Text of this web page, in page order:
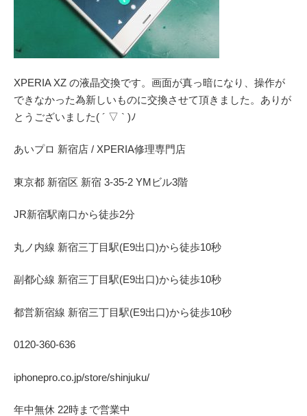
XPERIA XZ の液晶交換です。画面が真っ暗になり、操作が
できなかった為新しいものに交換させて頂きました。ありが
とうございました( ´ ▽ ` )ﾉ
あいプロ 新宿店 / XPERIA修理専門店
東京都 新宿区 新宿 3-35-2 YMビル3階
JR新宿駅南口から徒歩2分
丸ノ内線 新宿三丁目駅(E9出口)から徒歩10秒
副都心線 新宿三丁目駅(E9出口)から徒歩10秒
都営新宿線 新宿三丁目駅(E9出口)から徒歩10秒
0120-360-636
iphonepro.co.jp/store/shinjuku/
年中無休 22時まで営業中